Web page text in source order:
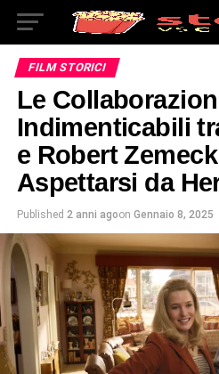
FILM STORICI
Le
Indimenticabili
e Robert
Aspettarsi da
Published 2 anni agoon Gennaio 8, 2025